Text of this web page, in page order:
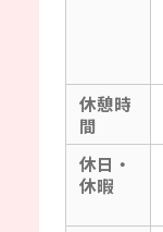
休憩時
間
休日・
休暇